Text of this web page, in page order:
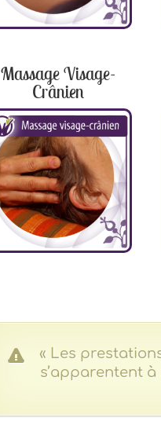
Massage Visage-
Crânien
« Les
s’apparentent